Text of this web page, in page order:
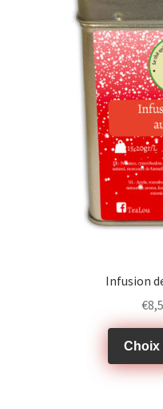
Infusion
€
Choix